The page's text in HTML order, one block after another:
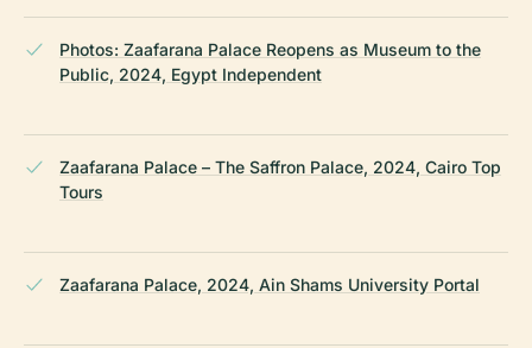
Photos: Zaafarana Palace Reopens as Museum to the
Public, 2024, Egypt Independent
Zaafarana Palace – The Saffron Palace, 2024, Cairo Top
Tours
Zaafarana Palace, 2024, Ain Shams University Portal